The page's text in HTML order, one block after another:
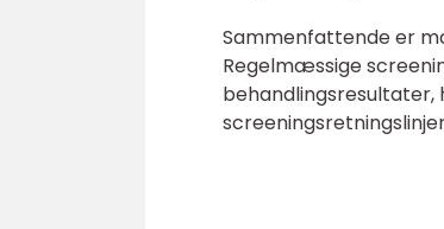
Sammenfattende er
Regelmæssige